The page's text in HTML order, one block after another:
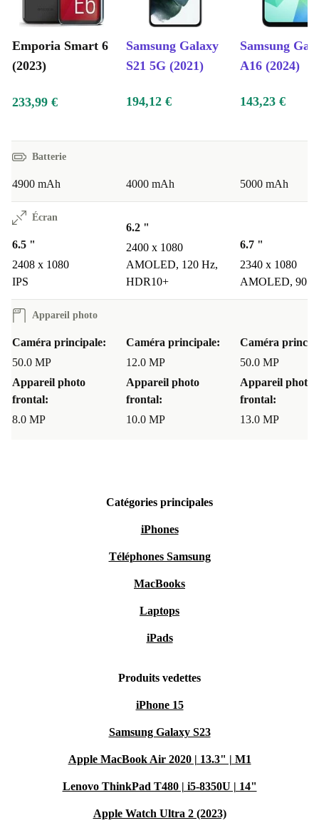
Emporia Smart 6
(2023)
Samsung Galaxy
S21 5G (2021)
Samsung
A16 (2024)
233,99 € 194,12 € 143,23 €
Batterie
4900 mAh 4000 mAh 5000 mAh
Écran
6.5 "
2408 x 1080
IPS
6.2 "
2400 x 1080
AMOLED, 120 Hz,
HDR10+
6.7 "
2340 x 1080
AMOLED, 90
Appareil photo
Caméra principale:
50.0 MP
Appareil photo
frontal:
8.0 MP
Caméra principale:
12.0 MP
Appareil photo
frontal:
10.0 MP
Caméra
50.0 MP
Appareil photo
frontal:
13.0 MP
Catégories principales
iPhones
Téléphones Samsung
MacBooks
Laptops
iPads
Produits vedettes
iPhone 15
Samsung Galaxy S23
Apple MacBook Air 2020 | 13.3" | M1
Lenovo ThinkPad T480 | i5-8350U | 14"
Apple Watch Ultra 2 (2023)